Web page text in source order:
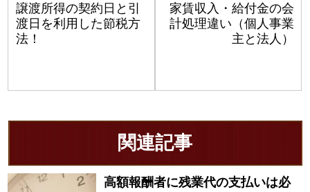
譲渡所得の契約日と引
渡日を利用した節税方
法！
家賃収入・給付金の会
計処理違い（個人事業
主と法人）
関連記事
高額報酬者に残業代の支払いは必